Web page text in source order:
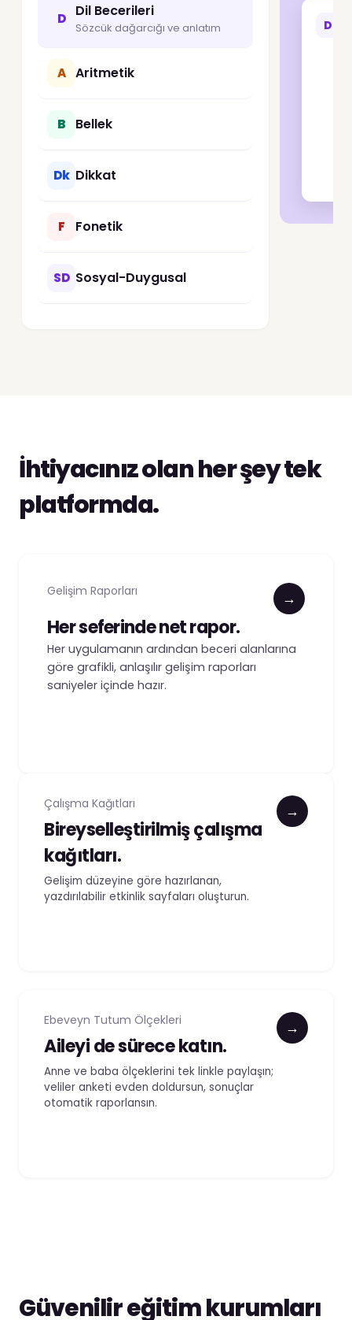
D Dil Becerileri
Sözcük dağarcığı ve anlatım
A Aritmetik
B Bellek
Dk Dikkat
F Fonetik
SD Sosyal-Duygusal
D
İhtiyacınız olan her şey tek
platformda.
Gelişim Raporları →
Her seferinde net rapor.
Her uygulamanın ardından beceri alanlarına
göre grafikli, anlaşılır gelişim raporları
saniyeler içinde hazır.
Çalışma Kağıtları
Bireyselleştirilmiş çalışma
kağıtları.
Gelişim düzeyine göre hazırlanan,
yazdırılabilir etkinlik sayfaları oluşturun.
→
Ebeveyn Tutum Ölçekleri
Aileyi de sürece katın.
Anne ve baba ölçeklerini tek linkle paylaşın;
veliler anketi evden doldursun, sonuçlar
otomatik raporlansın.
→
Güvenilir eğitim kurumları